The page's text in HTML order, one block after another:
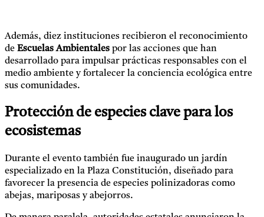
Además, diez instituciones recibieron el reconocimiento
de Escuelas Ambientales por las acciones que han
desarrollado para impulsar prácticas responsables con el
medio ambiente y fortalecer la conciencia ecológica entre
sus comunidades.
Protección de especies clave para los
ecosistemas
Durante el evento también fue inaugurado un jardín
especializado en la Plaza Constitución, diseñado para
favorecer la presencia de especies polinizadoras como
abejas, mariposas y abejorros.